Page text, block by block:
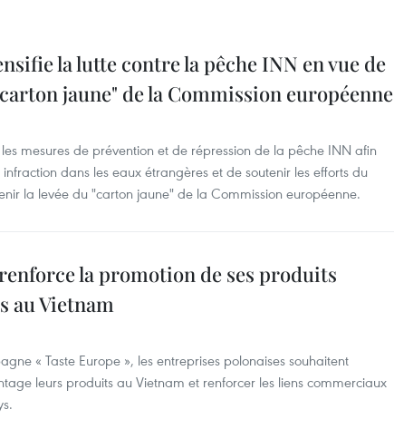
la lutte contre la pêche INN en vue de
jaune" de la Commission européenne
mesures de prévention et de répression de la pêche INN afin
dans les eaux étrangères et de soutenir les efforts du
la levée du "carton jaune" de la Commission européenne.
la promotion de ses produits
au Vietnam
« Taste Europe », les entreprises polonaises souhaitent
leurs produits au Vietnam et renforcer les liens commerciaux